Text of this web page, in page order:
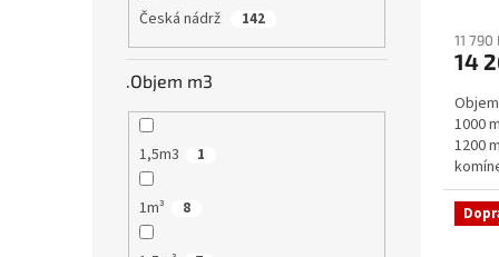
Česká nádrž 142
.Objem m3
1,5m3 1
1m³ 8
11 790
14
1000
1200
stání,